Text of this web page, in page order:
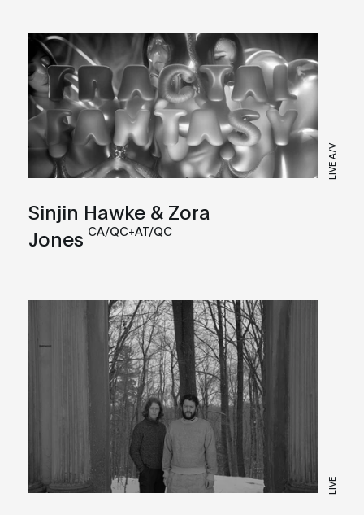
LIVE A/V
Sinjin Hawke & Zora
Jones CA/QC+AT/QC
LIVE